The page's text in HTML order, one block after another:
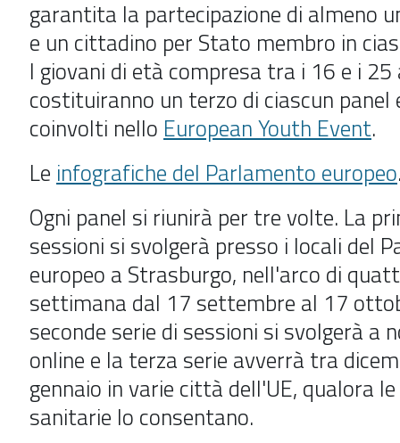
garantita la partecipazione di almeno
e un cittadino per Stato membro in
I giovani di età compresa tra i 16 e i 25
costituiranno un terzo di ciascun panel
coinvolti nello European Youth Event.
Le infografiche del Parlamento europeo
Ogni panel si riunirà per tre volte. La
sessioni si svolgerà presso i locali del
europeo a Strasburgo, nell'arco di
settimana dal 17 settembre al 17
seconde serie di sessioni si svolgerà a
online e la terza serie avverrà tra
gennaio in varie città dell'UE, qualora
sanitarie lo consentano.